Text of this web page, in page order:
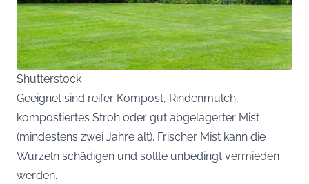
Shutterstock
Geeignet sind reifer Kompost, Rindenmulch,
kompostiertes Stroh oder gut abgelagerter Mist
(mindestens zwei Jahre alt). Frischer Mist kann die
Wurzeln schädigen und sollte unbedingt vermieden
werden.